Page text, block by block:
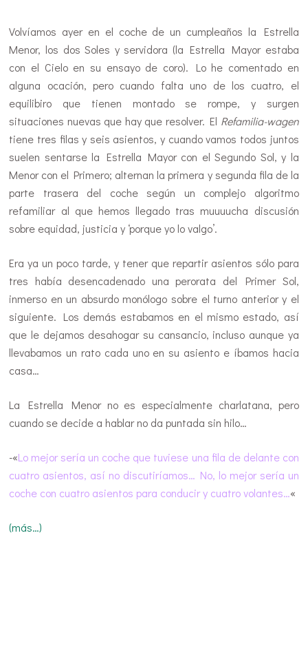
Volvíamos ayer en el coche de un cumpleaños la Estrella
Menor, los dos Soles y servidora (la Estrella Mayor estaba
con el Cielo en su ensayo de coro). Lo he comentado en
alguna ocación, pero cuando falta uno de los cuatro, el
equilibiro que tienen montado se rompe, y surgen
situaciones nuevas que hay que resolver. El Refamilia-wagen
tiene tres filas y seis asientos, y cuando vamos todos juntos
suelen sentarse la Estrella Mayor con el Segundo Sol, y la
Menor con el Primero; alternan la primera y segunda fila de la
parte trasera del coche según un complejo algoritmo
refamiliar al que hemos llegado tras muuuucha discusión
sobre equidad, justicia y ‘porque yo lo valgo’.
Era ya un poco tarde, y tener que repartir asientos sólo para
tres había desencadenado una perorata del Primer Sol,
inmerso en un absurdo monólogo sobre el turno anterior y el
siguiente. Los demás estabamos en el mismo estado, así
que le dejamos desahogar su cansancio, incluso aunque ya
llevabamos un rato cada uno en su asiento e íbamos hacia
casa…
La Estrella Menor no es especialmente charlatana, pero
cuando se decide a hablar no da puntada sin hilo…
-«Lo mejor sería un coche que tuviese una fila de delante con
cuatro asientos, así no discutiríamos… No, lo mejor sería un
coche con cuatro asientos para conducir y cuatro volantes…«
(más…)